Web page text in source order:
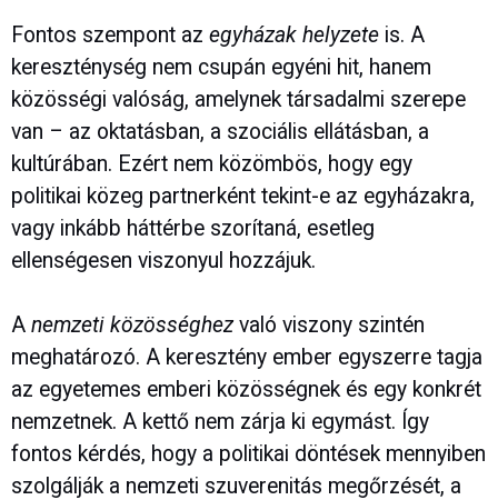
Fontos szempont az egyházak helyzete is. A
kereszténység nem csupán egyéni hit, hanem
közösségi valóság, amelynek társadalmi szerepe
van – az oktatásban, a szociális ellátásban, a
kultúrában. Ezért nem közömbös, hogy egy
politikai közeg partnerként tekint-e az egyházakra,
vagy inkább háttérbe szorítaná, esetleg
ellenségesen viszonyul hozzájuk.
A nemzeti közösséghezvaló viszony szintén
meghatározó. A keresztény ember egyszerre tagja
az egyetemes emberi közösségnek és egy konkrét
nemzetnek. A kettő nem zárja ki egymást. Így
fontos kérdés, hogy a politikai döntések mennyiben
szolgálják a nemzeti szuverenitás megőrzését, a